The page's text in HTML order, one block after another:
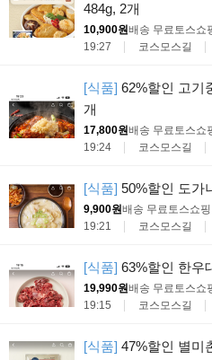
484g, 2개
10,900원배송 무료토스쇼
19:27
코스모스길
[식품] 62%할인 고기
개
17,800원배송 무료토스쇼
19:24
코스모스길
[식품] 50%할인 도가
9,900원배송 무료토스쇼핑
19:21
코스모스길
[식품] 63%할인 한우
19,990원배송 무료토스쇼
19:15
코스모스길
[식품] 47%할인 별미